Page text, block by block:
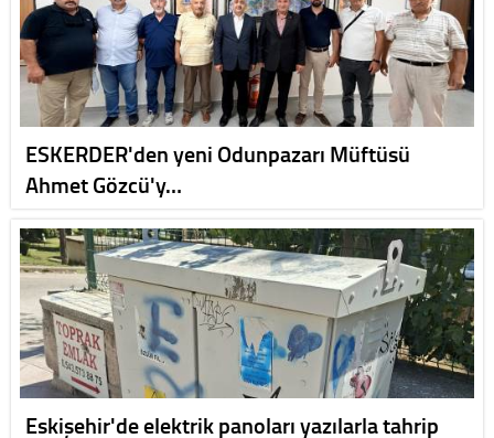
ESKERDER'den yeni Odunpazarı Müftüsü
Ahmet Gözcü'y…
Eskişehir'de elektrik panoları yazılarla tahrip